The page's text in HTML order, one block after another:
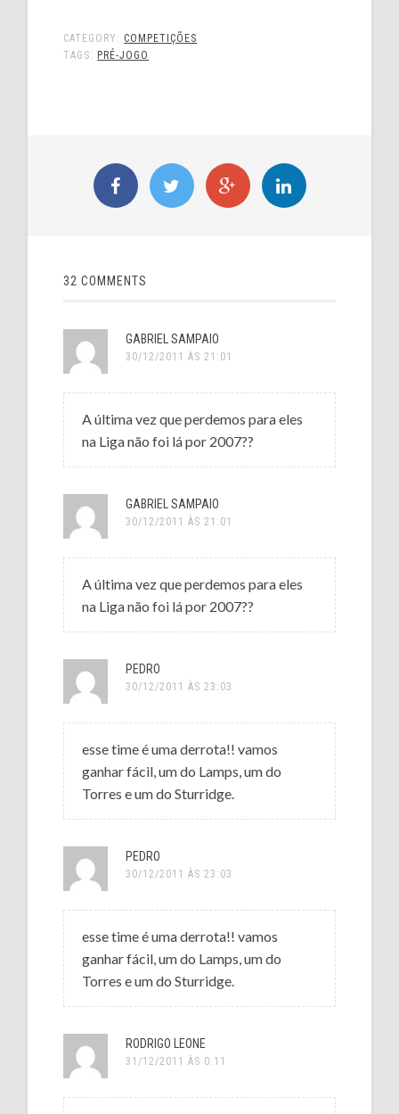
CATEGORY: COMPETIÇÕES
TAGS: PRÉ-JOGO
32 COMMENTS
GABRIEL SAMPAIO
30/12/2011 ÀS 21:01
A última vez que perdemos para eles
na Liga não foi lá por 2007??
GABRIEL SAMPAIO
30/12/2011 ÀS 21:01
A última vez que perdemos para eles
na Liga não foi lá por 2007??
PEDRO
30/12/2011 ÀS 23:03
esse time é uma derrota!! vamos
ganhar fácil, um do Lamps, um do
Torres e um do Sturridge.
PEDRO
30/12/2011 ÀS 23:03
esse time é uma derrota!! vamos
ganhar fácil, um do Lamps, um do
Torres e um do Sturridge.
RODRIGO LEONE
31/12/2011 ÀS 0:11